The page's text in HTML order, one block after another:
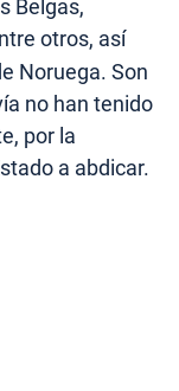
Belgas,
otros, así
Noruega. Son
no han tenido
por la
a abdicar.